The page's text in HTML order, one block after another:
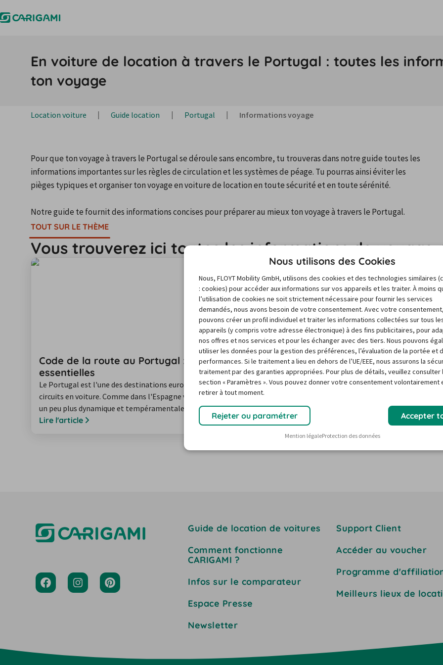
En voiture de location à travers le Portugal : toutes les
ton voyage
Location voiture Guide location Portugal Informations voyage
Pour que ton voyage à travers le Portugal se déroule sans encombre, tu trouveras dans notre guide toutes les
informations importantes sur les règles de circulation et les systèmes de péage. Tu pourras ainsi éviter les
pièges typiques et organiser ton voyage en voiture de location en toute sécurité et en toute sérénité.
Notre guide te fournit des informations concises pour préparer au mieux ton voyage à travers le Portugal.
TOUT SUR LE THÈME
Vous trouverez ici toutes les informations de voyage
Code de la route au Portugal : les informations
essentielles
Le Portugal est l'une des destinations européennes les plus prisées pour les
circuits en voiture. Comme dans l'Espagne voisine, préparez-vous à une conduite
un peu plus dynamique et tempéramentale. Il est donc vivement conseillé de
connaître les principales règles de circulation au Portugal. Par exemple, la vitesse
maximale sur autoroute est de 120 km/h pour les voitures et les motos, et de
Lire l'article
Péages au
péage
Comme dans de nombreux
sur les autoroutes du
paiement électronique
conducteurs et
particularités. Ne vous
Lire l'article
Guide de location de voitures
Comment fonctionne
CARIGAMI ?
Infos sur le comparateur
Espace Presse
Newsletter
Support Client
Accéder au voucher
Programme
Meilleurs lieux de
Nous utilisons des Cookies
Nous, FLOYT Mobility GmbH, utilisons des cookies et des technologies similaires
: cookies) pour accéder aux informations sur vos appareils et les traiter. À moins
l’utilisation de cookies ne soit strictement nécessaire pour fournir les services
demandés, nous avons besoin de votre consentement. Avec votre
pouvons créer un profil individuel et traiter les informations collectées sur tous
appareils (y compris votre adresse électronique) à des fins publicitaires, pour
nos offres et nos services et pour les échanger avec des tiers. Nous pouvons
utiliser les données pour la gestion des préférences, l’évaluation de la portée et
performances. Si le traitement a lieu en dehors de l’UE/EEE, nous assurons la
traitement par des garanties appropriées. Pour plus de détails, veuillez consulter
section « Paramètres ». Vous pouvez donner votre consentement volontairement
retirer à tout moment.
Rejeter ou paramétrer Accepter
Mention légaleProtection des données